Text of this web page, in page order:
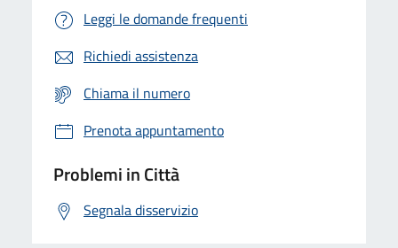
Leggi le domande frequenti
Richiedi assistenza
Chiama il numero
Prenota appuntamento
Problemi in Città
Segnala disservizio